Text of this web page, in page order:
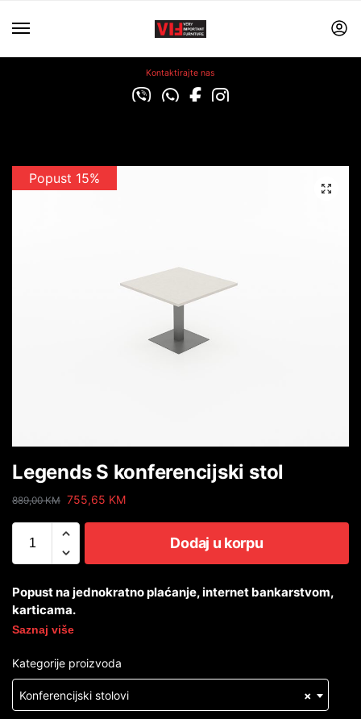
Kontaktirajte nas
Popust 15%
Legends S konferencijski stol
889,00KM 755,65 KM
Dodaj u korpu
Popust na jednokratno plaćanje, internet bankarstvom,
karticama.
Saznaj više
Kategorije proizvoda
×
Konferencijski stolovi